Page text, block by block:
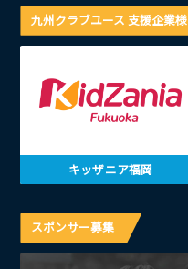
九州クラブユース 支援企業様
キッザニア福岡
スポンサー募集